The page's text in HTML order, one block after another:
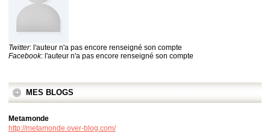
Twitter: l'auteur n'a pas encore renseigné son compte
Facebook: l'auteur n'a pas encore renseigné son compte
MES BLOGS
Metamonde
http://metamonde.over-blog.com/